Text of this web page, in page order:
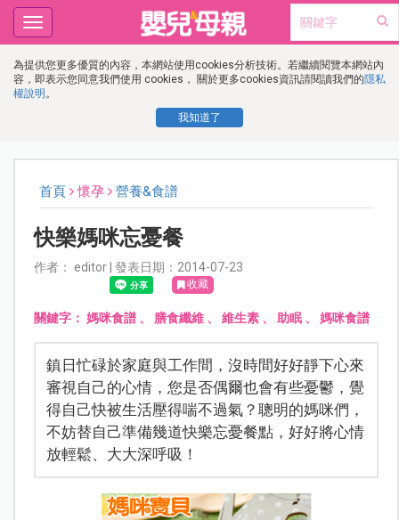
為提供您更多優質的內容，本網站使用cookies分析技術。若繼續閱覽本網站內
容，即表示您同意我們使用 cookies， 關於更多cookies資訊請閱讀我們的隱私
權說明 。
我知道了
Toggle
navigation
首頁 懷孕 營養&食譜
快樂媽咪忘憂餐
作者： editor | 發表日期：2014-07-23
收藏
關鍵字： 媽咪食譜、 膳食纖維、 維生素、 助眠、 媽咪食譜
鎮日忙碌於家庭與工作間，沒時間好好靜下心來
審視自己的心情，您是否偶爾也會有些憂鬱，覺
得自己快被生活壓得喘不過氣？聰明的媽咪們，
不妨替自己準備幾道快樂忘憂餐點，好好將心情
放輕鬆、大大深呼吸！